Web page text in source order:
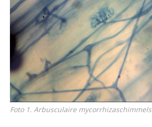
Foto 1. Arbusculaire mycorrhizaschimmels